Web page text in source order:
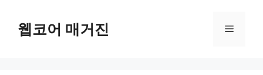
웹코어 매거진 메